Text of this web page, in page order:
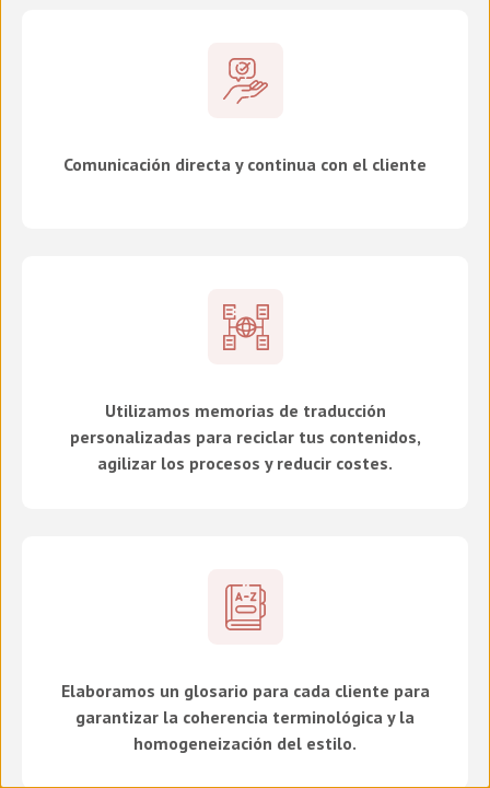
Comunicación directa y continua con el cliente
Utilizamos memorias de traducción
personalizadas para reciclar tus contenidos,
agilizar los procesos y reducir costes.
Elaboramos un glosario para cada cliente para
garantizar la coherencia terminológica y la
homogeneización del estilo.